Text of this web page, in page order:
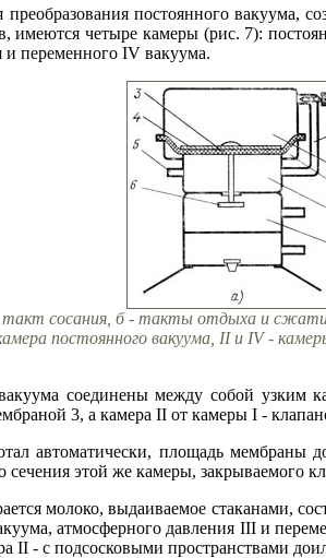
преобразования постоянного
имеются четыре камеры (рис. 7):
и переменного IV вакуума.
сосания, б - такты отдыха и
постоянного вакуума, II и IV -
соединены между собой узким
3, а камера II от камеры I -
автоматически, площадь
этой же камеры, закрываемого
молоко, выдаиваемое стаканами,
атмосферного давления III и
II - с подсосковыми пространствами